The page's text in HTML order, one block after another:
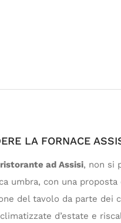
LA FORNACE
ad Assisi, non si
umbra, con una
del tavolo da parte dei
d’estate e